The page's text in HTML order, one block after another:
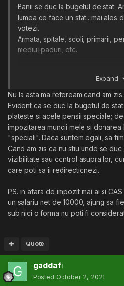
Banii se duc la bugetul de stat.
lumea ce face un stat.. mai ales
votezi.
Armata, spitale, scoli, primarii,
mediu+paduri, etc.
impozitare e defapt statul
investitie directa in atragerea de
Impozitare = stoparea investitiei.
PS. pentru marii zmei: Daca nu
aproape exact ca si cum ai lua
Expand
Nu la asta ma refeream cand am
Evident ca se duc la bugetul de
plateste si acele pensii speciale;
impozitarea muncii mele si donarea
"speciali". Daca suntem egali, sa
Cand am zis ca nu stiu unde se duc
vizibilitate sau control asupra lor,
care poti sa ii redirectionezi.
PS. in afara de impozit mai ai si
un salariu net de 10000, ajung sa
sub nici o forma nu poti fi
Quote
gaddafi
Posted October 2, 2021